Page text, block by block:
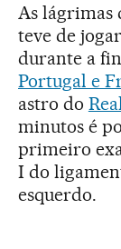
As lágrimas
teve de
durante a
Portugal e
astro do
minutos é
primeiro
I do
esquerdo.